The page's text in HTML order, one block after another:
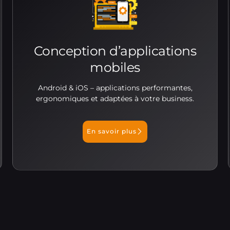
Conception d’applications
mobiles
Android & iOS – applications performantes,
ergonomiques et adaptées à votre business.
En savoir plus